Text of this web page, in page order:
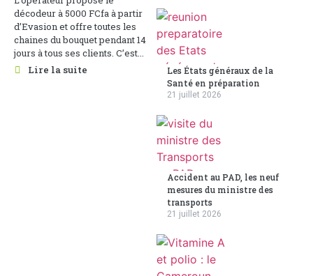
décodeur à 5000 FCfa à partir
d’Evasion et offre toutes les
chaines du bouquet pendant 14
jours à tous ses clients. C’est...
Lire la suite
Les États généraux de la
Santé en préparation
21 juillet 2026
Accident au PAD, les neuf
mesures du ministre des
transports
21 juillet 2026